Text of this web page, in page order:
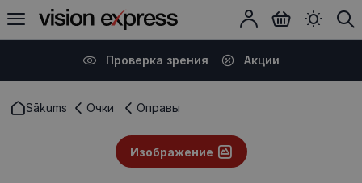
Проверка зрения Акции
Sākums Очки Оправы
Изображение